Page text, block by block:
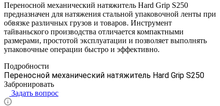
Переносной механический натяжитель Hard Grip S250
предназначен для натяжения стальной упаковочной ленты при
обвязке различных грузов и товаров. Инструмент
тайваньского производства отличается компактными
размерами, простотой эксплуатации и позволяет выполнять
упаковочные операции быстро и эффективно.
Подробности
Переносной механический натяжитель Hard Grip S250
Забронировать
Задать вопрос